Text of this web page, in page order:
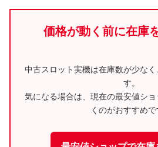
価格が動く前に在庫
中古スロット実機は在庫数が少な
す。
気になる場合は、現在の最安値シ
くのがおすすめで